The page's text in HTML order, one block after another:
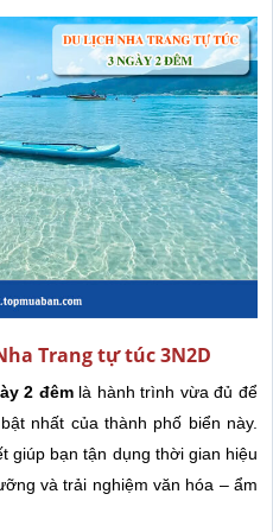
Trang tự túc 3N2D
2 đêmlà hành trình vừa đủ để
nhất của thành phố biển này.
giúp bạn tận dụng thời gian hiệu
và trải nghiệm văn hóa – ẩm